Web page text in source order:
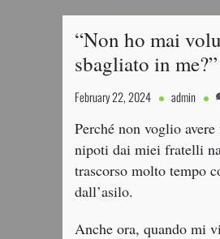
“Non ho mai
sbagliato in me?”
February 22, 2024 admin
Perché non voglio
nipoti dai miei fratelli
trascorso molto tempo
dall’asilo.
Anche ora, quando mi